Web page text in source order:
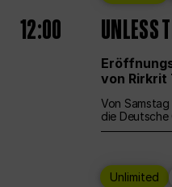
12:00 UNLESS
von Rirkrit
Von Samstag
die Deutsche
Unlimited